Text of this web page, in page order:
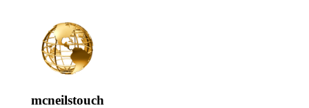
mcneilstouch